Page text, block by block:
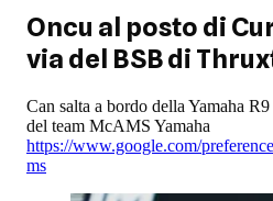
Oncu al posto di
via del BSB di
Can salta a bordo della Yamaha
del team McAMS Yamaha
https://www.google.com/
ms